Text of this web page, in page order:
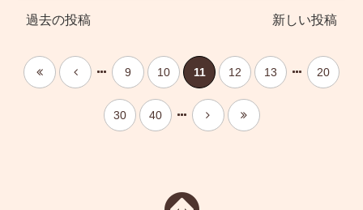
過去の投稿 新しい投稿
9 10 11 12 13 20
30 40